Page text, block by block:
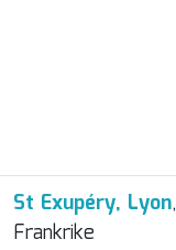
St Exupéry, Lyon,
Frankrike